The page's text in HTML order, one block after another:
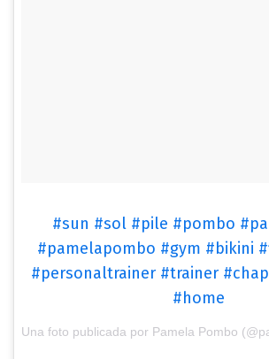
#sun #sol #pile #pombo
#pamelapombo #gym #bikini
#personaltrainer #trainer
#home
Una foto publicada por Pamela Pombo